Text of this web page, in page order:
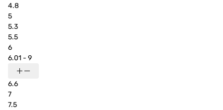
4.8
5
5.3
5.5
6
6.01 - 9
6.6
7
7.5